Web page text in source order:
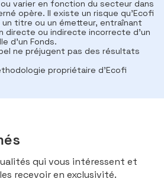
varier en fonction du secteur dans
opère. Il existe un risque qu’Ecofi
titre ou un émetteur, entraînant
directe ou indirecte incorrecte d'un
d'un Fonds.
ne préjugent pas des résultats
propriétaire d’Ecofi
qui vous intéressent et
recevoir en exclusivité.